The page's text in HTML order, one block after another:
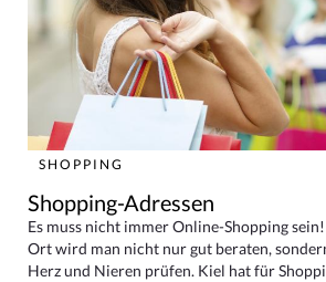
SHOPPING
Shopping-Adressen
Es muss nicht immer Online-Shopping
Ort wird man nicht nur gut beraten,
Herz und Nieren prüfen. Kiel hat für